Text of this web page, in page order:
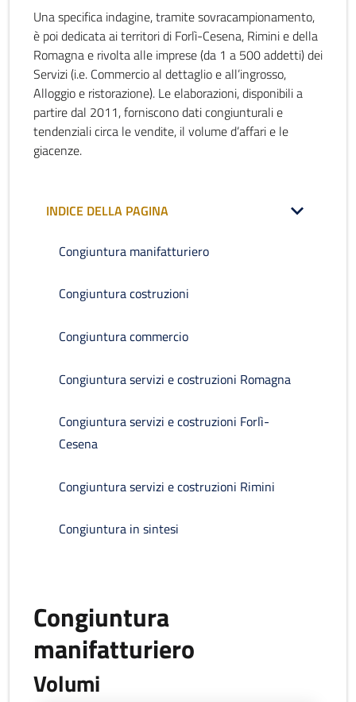
Una specifica indagine, tramite sovracampionamento,
è poi dedicata ai territori di Forlì-Cesena, Rimini e della
Romagna e rivolta alle imprese (da 1 a 500 addetti) dei
Servizi (i.e. Commercio al dettaglio e all’ingrosso,
Alloggio e ristorazione). Le elaborazioni, disponibili a
partire dal 2011, forniscono dati congiunturali e
tendenziali circa le vendite, il volume d’affari e le
giacenze.
INDICE DELLA PAGINA
Congiuntura manifatturiero
Congiuntura costruzioni
Congiuntura commercio
Congiuntura servizi e costruzioni Romagna
Congiuntura servizi e costruzioni Forlì-
Cesena
Congiuntura servizi e costruzioni Rimini
Congiuntura in sintesi
Congiuntura
manifatturiero
Volumi